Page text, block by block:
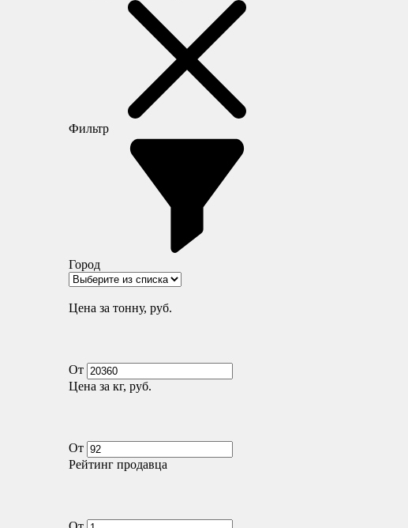
Фильтр
Город
Цена за тонну, руб.
От
Цена за кг, руб.
От
Рейтинг продавца